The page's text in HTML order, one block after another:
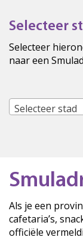
Selecteer
Selecteer
naar een
Selecteer stad
Als je een
cafetaria’s,
officiële